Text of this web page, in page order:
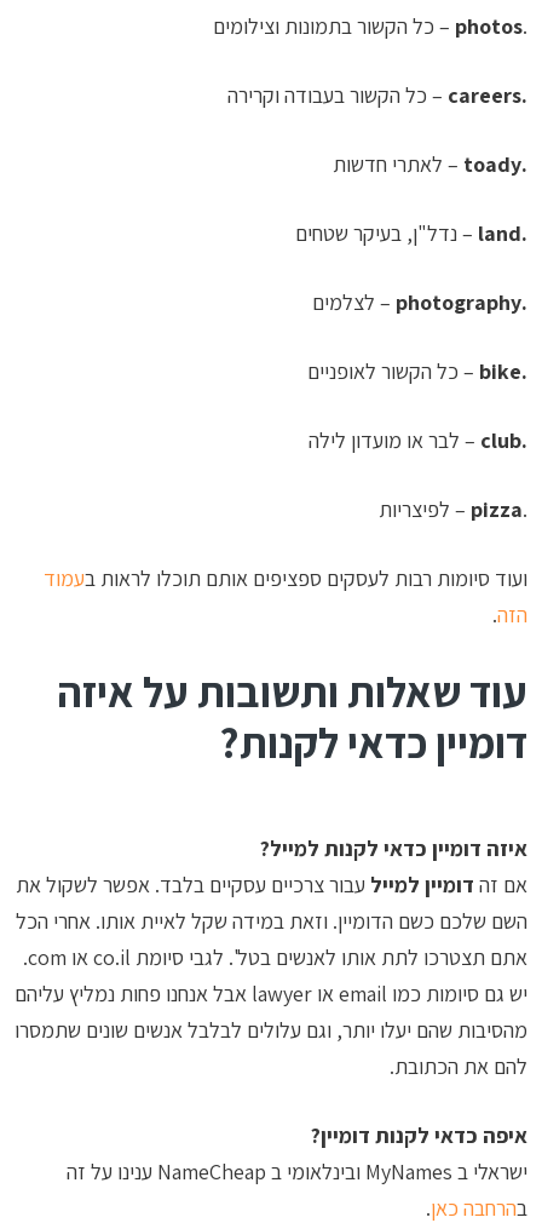
.
photos – כל הקשור בתמונות וצילומים
.careers – כל הקשור בעבודה וקרירה
.toady – לאתרי חדשות
.land – נדל"ן, בעיקר שטחים
.photography – לצלמים
.bike – כל הקשור לאופניים
.club – לבר או מועדון לילה
.
pizza – לפיצריות
ועוד סיומות רבות לעסקים ספציפים אותם תוכלו לראות בעמוד
הזה.
עוד שאלות ותשובות על איזה
דומיין כדאי לקנות?
איזה דומיין כדאי לקנות למייל?
אם זה דומיין למייל עבור צרכיים עסקיים בלבד. אפשר לשקול את
השם שלכם כשם הדומיין. וזאת במידה שקל לאיית אותו. אחרי הכל
אתם תצטרכו לתת אותו לאנשים בטל'. לגבי סיומת co.il או com.
יש גם סיומות כמו email או lawyer אבל אנחנו פחות נמליץ עליהם
מהסיבות שהם יעלו יותר, וגם עלולים לבלבל אנשים שונים שתמסרו
להם את הכתובת.
איפה כדאי לקנות דומיין?
ישראלי ב MyNames ובינלאומי ב NameCheap ענינו על זה
בהרחבה כאן.